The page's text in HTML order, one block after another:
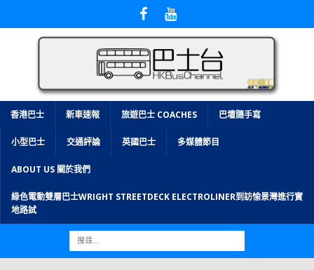
香港巴士 新車速報 旅遊巴士 COACHES 巴壇隨手寫
小型巴士 交通評論 英國巴士 多媒體節目
ABOUT US 關於我們
綠色電動雙層巴士WRIGHT STREETDECK ELECTROLINER到訪愉景灣進行實
地路試